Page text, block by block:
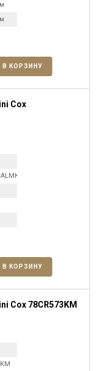
В КОРЗИНУ
Cox
В КОРЗИНУ
Cox 78CR573KM